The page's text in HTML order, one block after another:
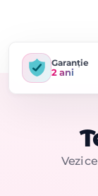
Garanție
2 ani
Vezi